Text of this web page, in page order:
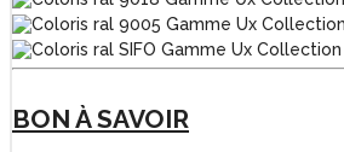
BON À SAVOIR